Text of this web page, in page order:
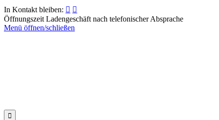
In Kontakt bleiben:  
Öffnungszeit Ladengeschäft nach telefonischer Absprache
Menü öffnen/schließen
